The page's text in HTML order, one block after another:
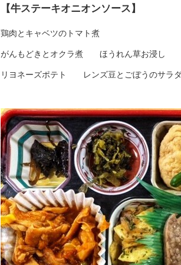
【牛ステーキオニオンソース】
鶏肉とキャベツのトマト煮
がんもどきとオクラ煮 ほうれん草お浸し
リヨネーズポテト レンズ豆とごぼうのサラ